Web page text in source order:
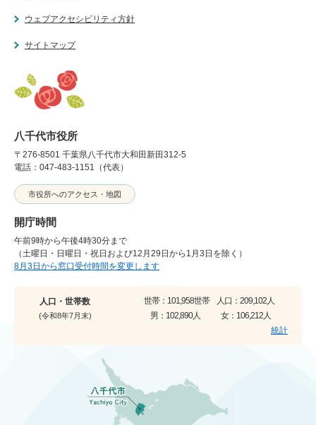
ウェブアクセシビリティ方針
サイトマップ
八千代市役所
〒276-8501 千葉県八千代市大和田新田312-5
電話：047-483-1151（代表）
市役所へのアクセス・地図
開庁時間
午前9時から午後4時30分まで
（土曜日・日曜日・祝日および12月29日から1月3日を除く）
8月3日から窓口受付時間を変更します
人口・世帯数
(令和8年7月末)
世帯： 101,958世帯 人口： 209,102人
男： 102,890人 女： 106,212人
統計